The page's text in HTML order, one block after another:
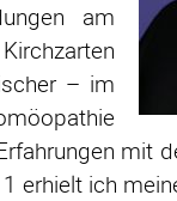
am
– im
mit
erhielt ich